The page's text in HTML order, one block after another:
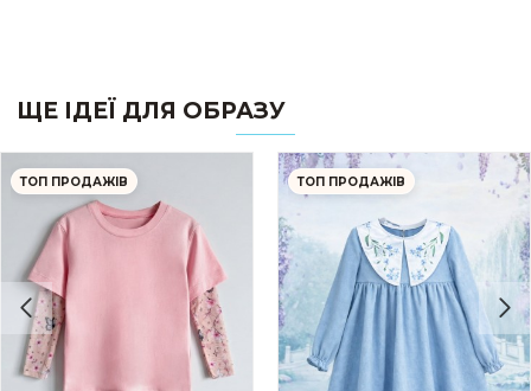
ЩЕ ІДЕЇ ДЛЯ ОБРАЗУ
ТОП ПРОДАЖІВ ТОП ПРОДАЖІВ